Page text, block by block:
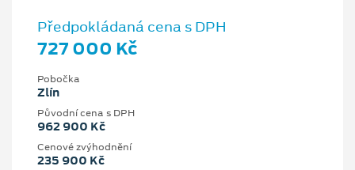
Předpokládaná cena s DPH
727 000 Kč
Pobočka
Zlín
Původní cena s DPH
962 900 Kč
Cenové zvýhodnění
235 900 Kč